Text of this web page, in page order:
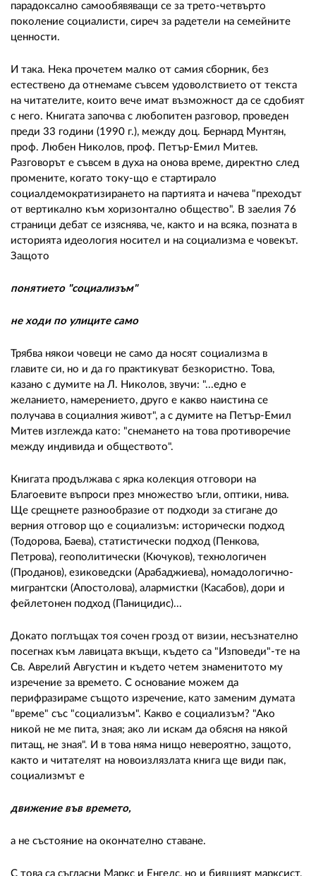
парадоксално самообявяващи се за трето-четвърто
поколение социалисти, сиреч за радетели на семейните
ценности.
И така. Нека прочетем малко от самия сборник, без
естествено да отнемаме съвсем удоволствието от текста
на читателите, които вече имат възможност да се сдобият
с него. Книгата започва с любопитен разговор, проведен
преди 33 години (1990 г.), между доц. Бернард Мунтян,
проф. Любен Николов, проф. Петър-Емил Митев.
Разговорът е съвсем в духа на онова време, директно след
промените, когато току-що е стартирало
социалдемократизирането на партията и начева "преходът
от вертикално към хоризонтално общество". В заелия 76
страници дебат се изяснява, че, както и на всяка, позната в
историята идеология носител и на социализма е човекът.
Защото
понятието "социализъм"
не ходи по улиците само
Трябва някои човеци не само да носят социализма в
главите си, но и да го практикуват безкористно. Това,
казано с думите на Л. Николов, звучи: "...едно е
желанието, намерението, друго е какво наистина се
получава в социалния живот", а с думите на Петър-Емил
Митев изглежда като: "снемането на това противоречие
между индивида и обществото".
Книгата продължава с ярка колекция отговори на
Благоевите въпроси през множество ъгли, оптики, нива.
Ще срещнете разнообразие от подходи за стигане до
верния отговор що е социализъм: исторически подход
(Тодорова, Баева), статистически подход (Пенкова,
Петрова), геополитически (Кючуков), технологичен
(Проданов), езиковедски (Арабаджиева), номадологично-
мигрантски (Апостолова), алармистки (Касабов), дори и
фейлетонен подход (Паницидис)...
Докато поглъщах тоя сочен грозд от визии, несъзнателно
посегнах към лавицата вкъщи, където са "Изповеди"-те на
Св. Аврелий Августин и където четем знаменитото му
изречение за времето. С основание можем да
перифразираме същото изречение, като заменим думата
"време" със "социализъм". Какво е социализъм? "Ако
никой не ме пита, зная; ако ли искам да обясня на някой
питащ, не зная". И в това няма нищо невероятно, защото,
както и читателят на новоизлязлата книга ще види пак,
социализмът е
движение във времето,
а не състояние на окончателно ставане.
С това са съгласни Маркс и Енгелс, но и бившият марксист,